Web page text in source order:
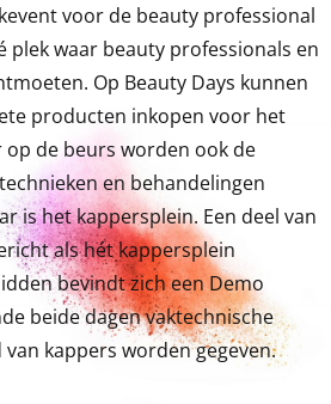
voor de beauty professional
plek waar beauty professionals en
Op Beauty Days kunnen
producten inkopen voor het
op de beurs worden ook de
en behandelingen
is het kappersplein. Een deel van
als hét kappersplein
bevindt zich een Demo
beide dagen vaktechnische
van kappers worden gegeven.